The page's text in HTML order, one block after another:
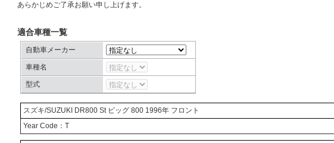
あらかじめご了承お願い申し上げます。
適合車種一覧
自動車メーカー
車種名
型式
スズキ/SUZUKI DR800 St ビッグ 800 1996年 フロント
Year Code：T